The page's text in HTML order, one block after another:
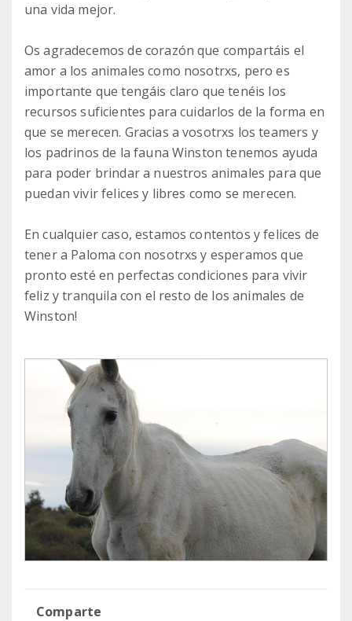
una vida mejor.
Os agradecemos de corazón que compartáis el
amor a los animales como nosotrxs, pero es
importante que tengáis claro que tenéis los
recursos suficientes para cuidarlos de la forma en
que se merecen. Gracias a vosotrxs los teamers y
los padrinos de la fauna Winston tenemos ayuda
para poder brindar a nuestros animales para que
puedan vivir felices y libres como se merecen.
En cualquier caso, estamos contentos y felices de
tener a Paloma con nosotrxs y esperamos que
pronto esté en perfectas condiciones para vivir
feliz y tranquila con el resto de los animales de
Winston!
Comparte